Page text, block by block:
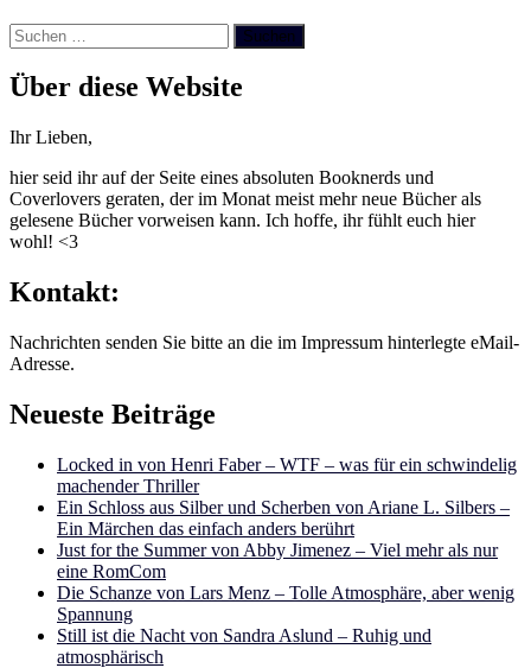
Suchen
nach:
Über diese Website
Ihr Lieben,
hier seid ihr auf der Seite eines absoluten Booknerds und
Coverlovers geraten, der im Monat meist mehr neue Bücher als
gelesene Bücher vorweisen kann. Ich hoffe, ihr fühlt euch hier
wohl! <3
Kontakt:
Nachrichten senden Sie bitte an die im Impressum hinterlegte eMail-
Adresse.
Neueste Beiträge
Locked in von Henri Faber – WTF – was für ein schwindelig
machender Thriller
Ein Schloss aus Silber und Scherben von Ariane L. Silbers –
Ein Märchen das einfach anders berührt
Just for the Summer von Abby Jimenez – Viel mehr als nur
eine RomCom
Die Schanze von Lars Menz – Tolle Atmosphäre, aber wenig
Spannung
Still ist die Nacht von Sandra Aslund – Ruhig und
atmosphärisch